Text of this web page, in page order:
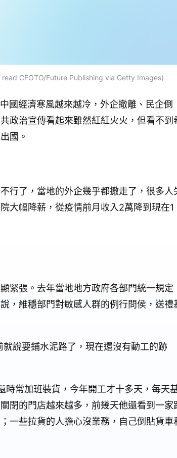
CFOTO/Future Publishing via Getty Images)
國經濟寒風越來越冷，外企撤離、民企倒
政治宣傳看起來雖然紅紅火火，但看不到
國。
行了，當地的外企幾乎都撤走了，很多人
大幅降薪，從疫情前月收入2萬降到現在1
緊張。去年當地地方政府各部門統一規定
，維穩部門對敏感人群的例行問侯，送禮
說要鋪水泥路了，現在還沒有動工的跡
常加班裝貨，今年開工才十多天，每天
閉的門店越來越多，前幾天他還看到一家
一些拉貨的人擔心沒業務，自己倒貼貨車